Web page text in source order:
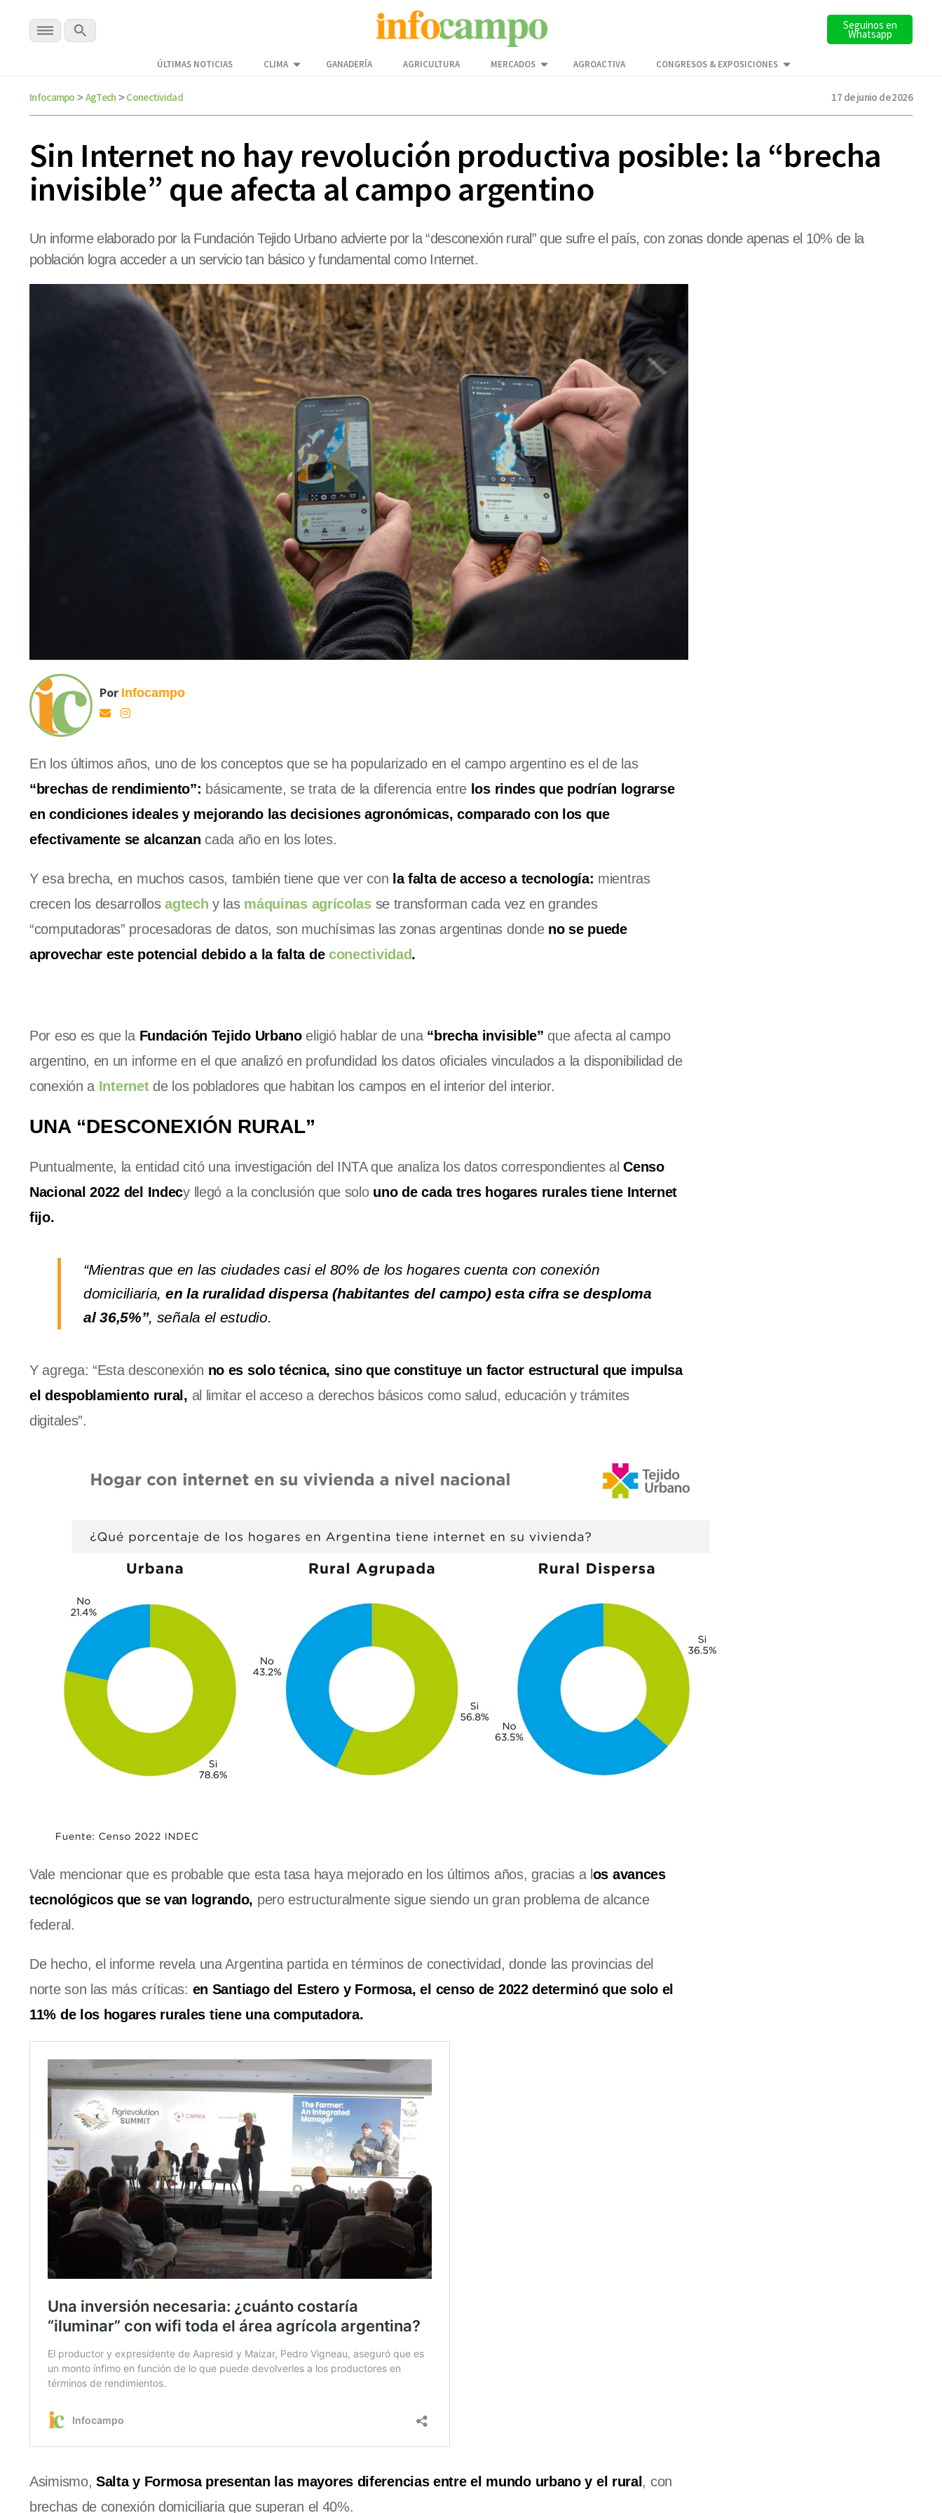
Seguinos en
Whatsapp
ÚLTIMAS NOTICIAS CLIMA GANADERÍA AGRICULTURA MERCADOS AGROACTIVA CONGRESOS & EXPOSICIONES
Infocampo > AgTech > Conectividad 17 de junio de 2026
Sin Internet no hay revolución productiva posible: la “brecha
invisible” que afecta al campo argentino
Un informe elaborado por la Fundación Tejido Urbano advierte por la “desconexión rural” que sufre el país, con zonas donde apenas el 10% de la
población logra acceder a un servicio tan básico y fundamental como Internet.
Por Infocampo
En los últimos años, uno de los conceptos que se ha popularizado en el campo argentino es el de las
“brechas de rendimiento”: básicamente, se trata de la diferencia entre los rindes que podrían lograrse
en condiciones ideales y mejorando las decisiones agronómicas, comparado con los que
efectivamente se alcanzan cada año en los lotes.
Y esa brecha, en muchos casos, también tiene que ver con la falta de acceso a tecnología: mientras
crecen los desarrollosagtech y las máquinas agrícolasse transforman cada vez en grandes
“computadoras” procesadoras de datos, son muchísimas las zonas argentinas dondeno se puede
aprovechar este potencial debido a la falta de conectividad.
Por eso es que la Fundación Tejido Urbanoeligió hablar de una“brecha invisible” que afecta al campo
argentino, en un informe en el que analizó en profundidad los datos oficiales vinculados a la disponibilidad de
conexión a Internetde los pobladores que habitan los campos en el interior del interior.
UNA “DESCONEXIÓN RURAL”
Puntualmente, la entidad citó una investigación del INTA que analiza los datos correspondientes alCenso
Nacional 2022 del Indecy llegó a la conclusión que solo uno de cada tres hogares rurales tiene Internet
fijo.
“Mientras que en las ciudades casi el 80% de los hogares cuenta con conexión
domiciliaria, en la ruralidad dispersa (habitantes del campo) esta cifra se desploma
al 36,5%”, señala el estudio.
Y agrega: “Esta desconexión no es solo técnica, sino que constituye un factor estructural que impulsa
el despoblamiento rural, al limitar el acceso a derechos básicos como salud, educación y trámites
digitales”.
Vale mencionar que es probable que esta tasa haya mejorado en los últimos años, gracias a los avances
tecnológicos que se van logrando, pero estructuralmente sigue siendo un gran problema de alcance
federal.
De hecho, el informe revela una Argentina partida en términos de conectividad, donde las provincias del
norte son las más críticas: en Santiago del Estero y Formosa, el censo de 2022 determinó que solo el
11% de los hogares rurales tiene una computadora.
Asimismo, Salta y Formosa presentan las mayores diferencias entre el mundo urbano y el rural, con
brechas de conexión domiciliaria que superan el 40%.